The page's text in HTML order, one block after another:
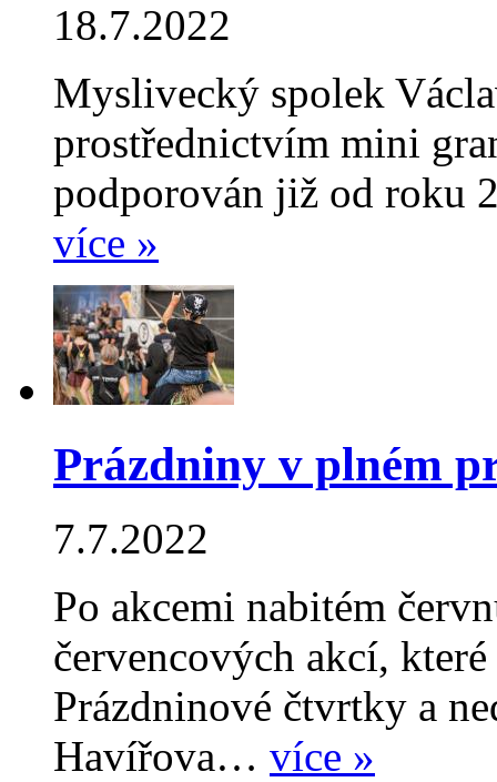
18.7.2022
Myslivecký spolek
prostřednictvím mini
podporován již od roku
více »
Prázdniny v plném
7.7.2022
Po akcemi nabitém
červencových akcí,
Prázdninové čtvrtky a
Havířova… více »